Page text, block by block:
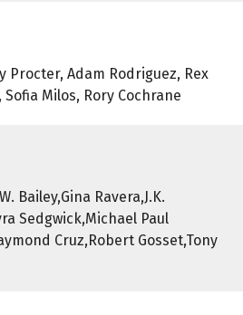
Procter, Adam Rodriguez, Rex
Milos, Rory Cochrane
Bailey,Gina Ravera,J.K.
Sedgwick,Michael Paul
Cruz,Robert Gosset,Tony